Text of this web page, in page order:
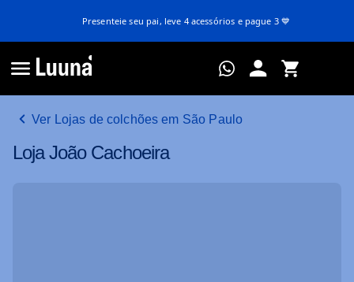
Presenteie seu pai, leve 4 acessórios e pague 3 💙
Ver Lojas de colchões em São Paulo
Loja João Cachoeira